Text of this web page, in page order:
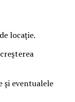
locație.
și eventualele